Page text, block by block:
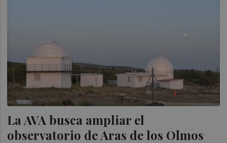
La AVA busca ampliar el
observatorio de Aras de los Olmos